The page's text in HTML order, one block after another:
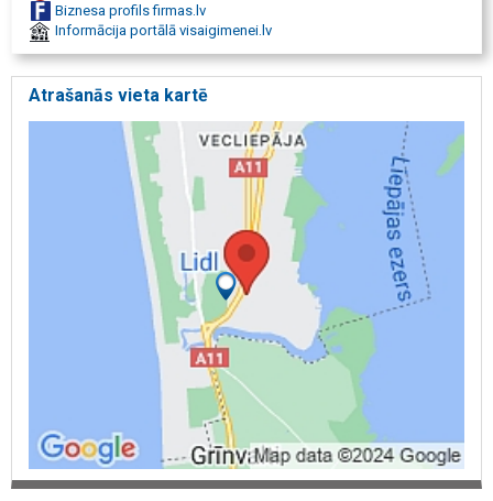
Biznesa profils firmas.lv
Informācija portālā visaigimenei.lv
Atrašanās vieta kartē